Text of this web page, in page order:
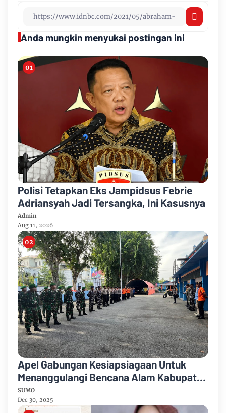
Anda mungkin menyukai postingan ini
Polisi Tetapkan Eks Jampidsus Febrie
Adriansyah Jadi Tersangka, Ini Kasusnya
Admin
Aug 11, 2026
Apel Gabungan Kesiapsiagaan Untuk
Menanggulangi Bencana Alam Kabupaten
Bengkalis
SUMO
Dec 30, 2025